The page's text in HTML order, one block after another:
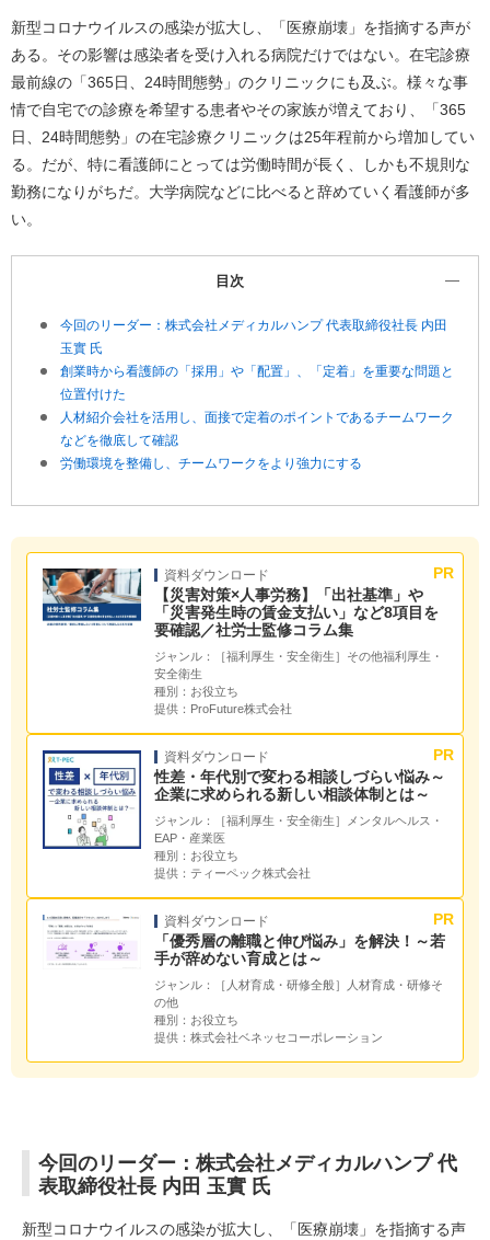
新型コロナウイルスの感染が拡大し、「医療崩壊」を指摘する声が
ある。その影響は感染者を受け入れる病院だけではない。在宅診療
最前線の「365日、24時間態勢」のクリニックにも及ぶ。様々な事
情で自宅での診療を希望する患者やその家族が増えており、「365
日、24時間態勢」の在宅診療クリニックは25年程前から増加してい
る。だが、特に看護師にとっては労働時間が長く、しかも不規則な
勤務になりがちだ。大学病院などに比べると辞めていく看護師が多
い。
目次
今回のリーダー：株式会社メディカルハンプ 代表取締役社長 内田
玉實 氏
創業時から看護師の「採用」や「配置」、「定着」を重要な問題と
位置付けた
人材紹介会社を活用し、面接で定着のポイントであるチームワーク
などを徹底して確認
労働環境を整備し、チームワークをより強力にする
資料ダウンロード
【災害対策×人事労務】「出社基準」や
「災害発生時の賃金支払い」など8項目を
要確認／社労士監修コラム集
ジャンル：
［福利厚生・安全衛生］その他福利厚生・
安全衛生
種別： お役立ち
提供： ProFuture株式会社
資料ダウンロード
性差・年代別で変わる相談しづらい悩み～
企業に求められる新しい相談体制とは～
ジャンル：
［福利厚生・安全衛生］メンタルヘルス・
EAP・産業医
種別： お役立ち
提供： ティーペック株式会社
資料ダウンロード
「優秀層の離職と伸び悩み」を解決！～若
手が辞めない育成とは～
ジャンル：
［人材育成・研修全般］人材育成・研修そ
の他
種別： お役立ち
提供： 株式会社ベネッセコーポレーション
今回のリーダー：株式会社メディカルハンプ 代
表取締役社長 内田 玉實 氏
新型コロナウイルスの感染が拡大し、「医療崩壊」を指摘する声